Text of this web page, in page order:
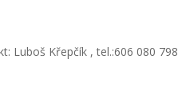
Luboš Křepčík , tel.:606 080 798